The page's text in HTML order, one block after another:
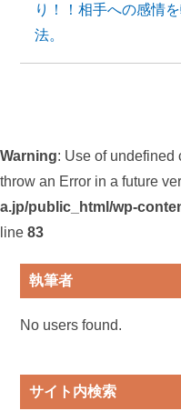
り！！相手への感情
法。
Warning: Use of undefined
throw an Error in a future
a.jp/public_html/wp-
line 83
執筆者
No users found.
サイト内検索